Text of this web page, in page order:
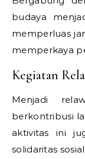
budaya
memperluas
memperkaya
Kegiatan
Menjadi
berkontribusi
aktivitas ini
solidaritas sosial.